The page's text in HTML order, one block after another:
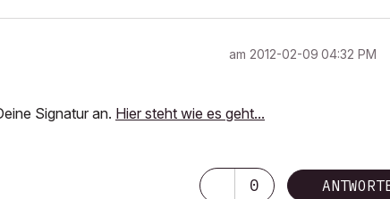
am ‎2012-02-09 04:32 PM
Signatur an. Hier steht wie es geht...
0